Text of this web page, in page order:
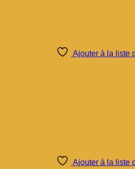
Ajouter à la liste
Ajouter à la liste